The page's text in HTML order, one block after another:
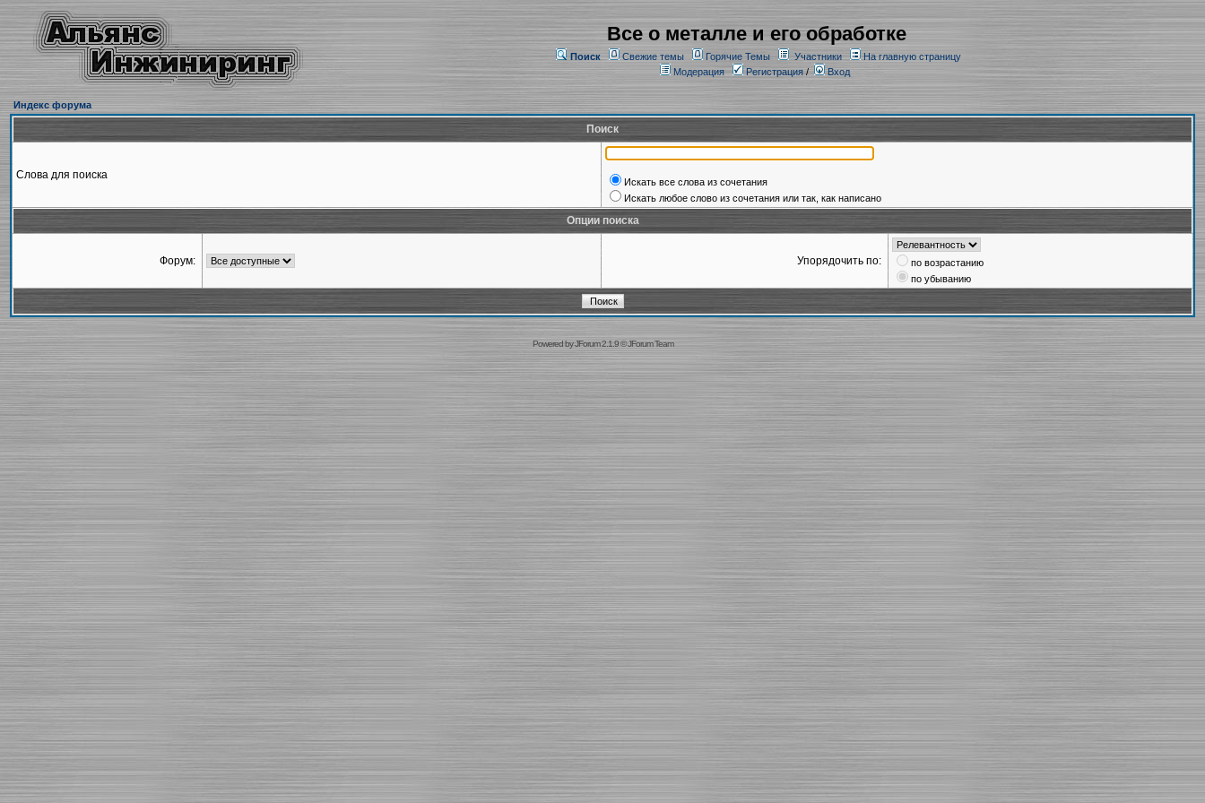
Все о металле и его обработке
Поиск Свежие темы Горячие Темы Участники
На главную страницу
Модерация
Регистрация/ Вход
Индекс форума
Поиск
Слова для поиска
Искать все слова из сочетания
Искать любое слово из сочетания или так, как написано
Опции поиска
Форум: Упорядочить по:
по возрастанию
по убыванию
Powered byJForum 2.1.9©JForum Team